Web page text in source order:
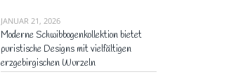
JANUAR 21, 2026
Moderne Schwibbogenkollektion bietet
puristische Designs mit vielfältigen
erzgebirgischen Wurzeln